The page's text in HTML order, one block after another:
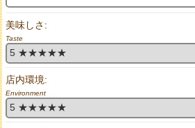
美味しさ:
Taste
店内環境:
Environment